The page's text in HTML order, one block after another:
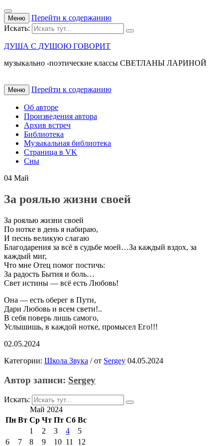
Меню
Перейти к содержанию
Искать:
ДУША С ДУШОЮ ГОВОРИТ
музыкально -поэтические классы СВЕТЛАНЫ ЛАРИНОЙ
Меню Перейти к содержанию
Об авторе
Произведения автора
Архив встреч
Библиотека
Музыкальная библиотека
Страница в VK
Сны
04 Май
За роялью жизни своей
За роялью жизни своей
По нотке в день я набираю,
И песнь великую слагаю
Благодарения за всё в судьбе моей…За каждый вздох, за
каждый миг,
Что мне Отец помог постичь:
За радость Бытия и боль…
Свет истины — всё есть Любовь!
Она — есть оберег в Пути,
Дари Любовь и всем свети!..
В себя поверь лишь самого,
Услышишь, в каждой нотке, промысел Его!!!
02.05.2024
Категории: Школа Звука /от Sergey 04.05.2024
Автор записи: Sergey
Искать:
Май 2024
Пн Вт Ср Чт Пт Сб Вс
1
2 3 4
5
6
7 8 9 10 11 12